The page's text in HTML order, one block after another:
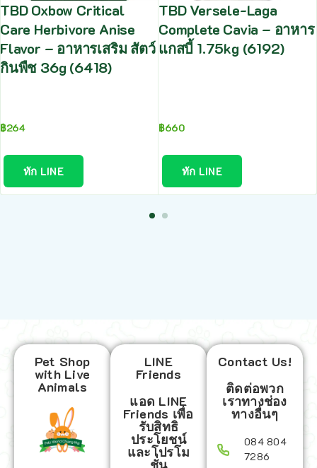
TBD Oxbow Critical
Care Herbivore Anise
Flavor – อาหารเสริม สัตว์
กินพืช 36g (6418)
฿264
ทัก LINE
TBD Versele-Laga
Complete Cavia – อาหาร
แกสบี้ 1.75kg (6192)
฿660
ทัก LINE
Pet Shop
with Live
Animals
LINE
Friends
แอด LINE
Friends เพื่อ
รับสิทธิ
ประโยชน์
และโปรโม
ชั่น
Contact Us!
ติดต่อพวก
เราทางช่อง
ทางอื่นๆ
084 804
7286